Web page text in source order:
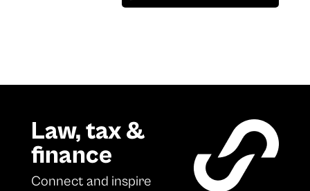
Law, tax &
finance
Connect and inspire